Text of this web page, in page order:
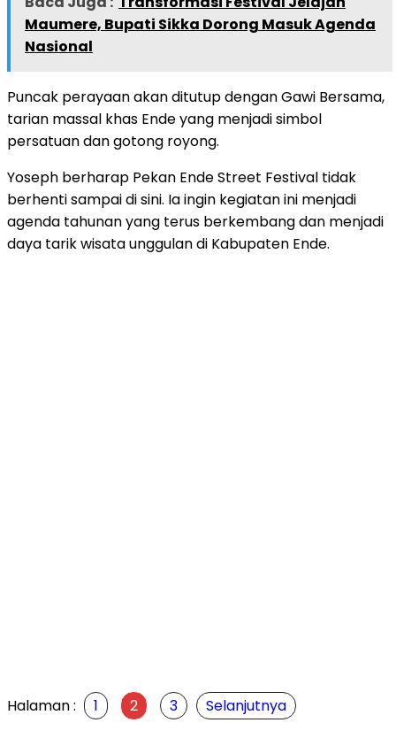
Maumere, Bupati Sikka Dorong Masuk Agenda
Nasional
Puncak perayaan akan ditutup dengan Gawi Bersama,
tarian massal khas Ende yang menjadi simbol
persatuan dan gotong royong.
Yoseph berharap Pekan Ende Street Festival tidak
berhenti sampai di sini. Ia ingin kegiatan ini menjadi
agenda tahunan yang terus berkembang dan menjadi
daya tarik wisata unggulan di Kabupaten Ende.
Halaman : 1 2 3 Selanjutnya